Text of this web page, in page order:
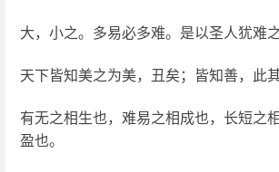
大，小之。多易必多难。是以圣人犹难
天下皆知美之为美，丑矣；皆知善，此其
有无之相生也，难易之相成也，长短之
盈也。